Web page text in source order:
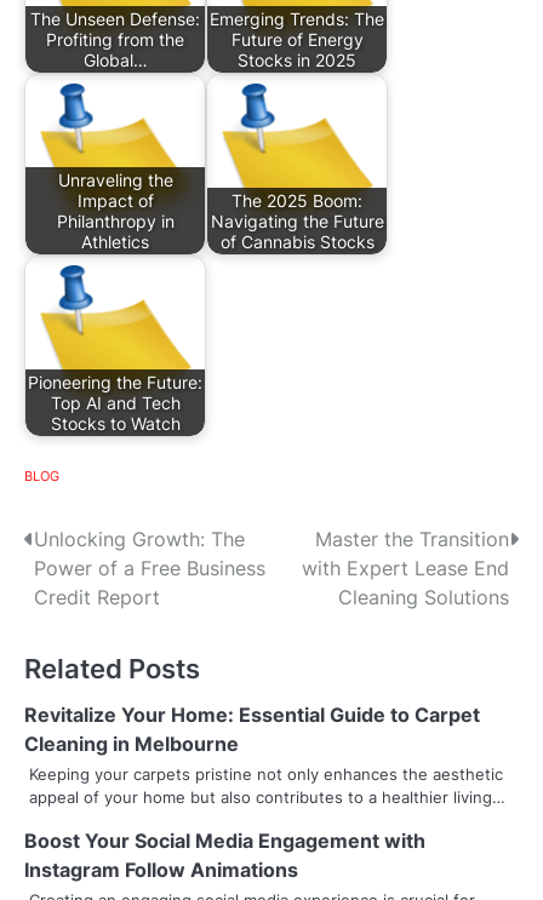
The Unseen Defense:
Profiting from the
Global…
Emerging Trends: The
Future of Energy
Stocks in 2025
Unraveling the
Impact of
Philanthropy in
Athletics
The 2025 Boom:
Navigating the Future
of Cannabis Stocks
Pioneering the Future:
Top AI and Tech
Stocks to Watch
BLOG
P
o
t
n
a
v
i
g
Unlocking Growth: The
Power of a Free Business
Credit Report
Master the Transition
with Expert Lease End
Cleaning Solutions
Related Posts
Revitalize Your Home: Essential Guide to Carpet
Cleaning in Melbourne
Keeping your carpets pristine not only enhances the aesthetic
appeal of your home but also contributes to a healthier living…
Boost Your Social Media Engagement with
Instagram Follow Animations